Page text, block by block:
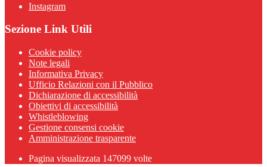
Instagram
Sezione Link Utili
Cookie policy
Note legali
Informativa Privacy
Ufficio Relazioni con il Pubblico
Dichiarazione di accessibilità
Obiettivi di accessibilità
Whistleblowing
Gestione consensi cookie
Amministrazione trasparente
Pagina visualizzata 147099 volte